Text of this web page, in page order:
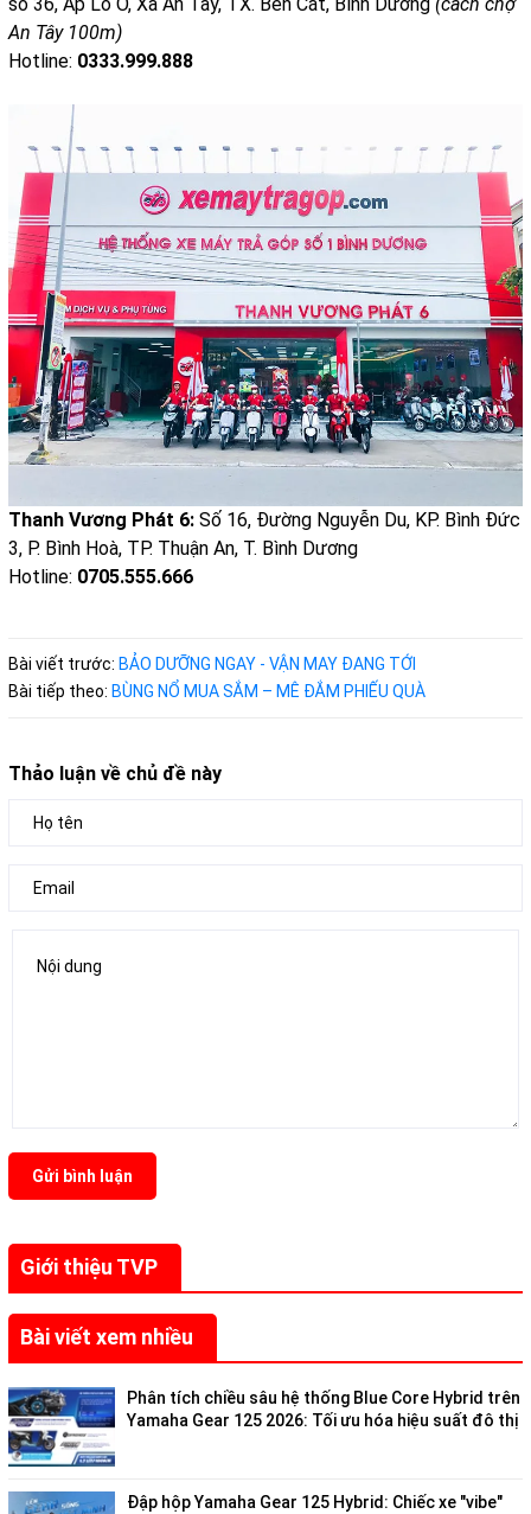
Giới thiệu TVP
Bài viết xem nhiều
Phân tích chiều sâu hệ thống Blue Core Hybrid trên
Yamaha Gear 125 2026: Tối ưu hóa hiệu suất đô thị
Đập hộp Yamaha Gear 125 Hybrid: Chiếc xe "vibe"
số 36, Ấp Lồ Ồ, Xã An Tây, TX. Bến Cát, Bình Dương (cách chợ
An Tây 100m)
Hotline: 0333.999.888
Thanh Vương Phát 6: Số 16, Đường Nguyễn Du, KP. Bình Đức
3, P. Bình Hoà, TP. Thuận An, T. Bình Dương
Hotline: 0705.555.666
Bài viết trước: BẢO DƯỠNG NGAY - VẬN MAY ĐANG TỚI
Bài tiếp theo: BÙNG NỔ MUA SẮM – MÊ ĐẮM PHIẾU QUÀ
Thảo luận về chủ đề này
Gửi bình luận